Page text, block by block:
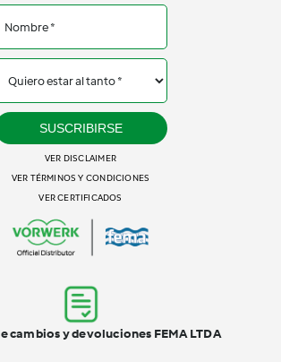
SUSCRIBIRSE
VER DISCLAIMER
VER TÉRMINOS Y CONDICIONES
VER CERTIFICADOS
cambios y devoluciones FEMA LTDA